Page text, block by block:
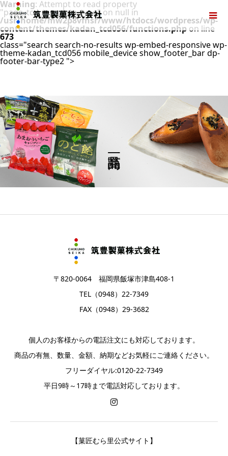
Warning: Attempt to read property
"page_tcd_template_type" on null in
/usr/home/mw2p8vfnsr/www/htdocs/wordpress/wp-
content/themes/kadan_tcd056/functions.php on line
673
class="search search-no-results wp-embed-responsive wp-
theme-kadan_tcd056 mobile_device show_footer_bar dp-
footer-bar-type2 ">
〒820-0064 福岡県飯塚市津島408-1
TEL（0948）22-7349
FAX（0948）29-3682
個人のお客様からの電話注文にも対応しております。
商品の有無、数量、金額、納期などお気軽にご連絡ください。
フリーダイヤル:0120-22-7349
平日9時～17時まで電話対応しております。
【菓匠むら里公式サイト】